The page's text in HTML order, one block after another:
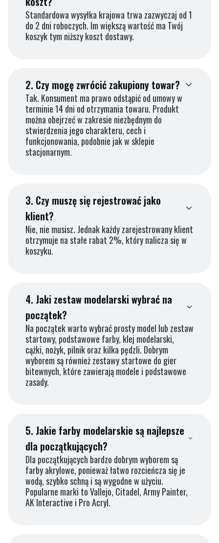
Standardowa wysyłka krajowa trwa zazwyczaj od 1
do 2 dni roboczych. Im większą wartość ma Twój
koszyk tym niższy koszt dostawy.
2. Czy mogę zwrócić zakupiony towar?
Tak. Konsument ma prawo odstąpić od umowy w
terminie 14 dni od otrzymania towaru. Produkt
można obejrzeć w zakresie niezbędnym do
stwierdzenia jego charakteru, cech i
funkcjonowania, podobnie jak w sklepie
stacjonarnym.
3. Czy muszę się rejestrować jako
klient?
Nie, nie musisz. Jednak każdy zarejestrowany klient
otrzymuje na stałe rabat 2%, który nalicza się w
koszyku.
4. Jaki zestaw modelarski wybrać na
początek?
Na początek warto wybrać prosty model lub zestaw
startowy, podstawowe farby, klej modelarski,
cążki, nożyk, pilnik oraz kilka pędzli. Dobrym
wyborem są również zestawy startowe do gier
bitewnych, które zawierają modele i podstawowe
zasady.
5. Jakie farby modelarskie są najlepsze
dla początkujących?
Dla początkujących bardzo dobrym wyborem są
farby akrylowe, ponieważ łatwo rozcieńcza się je
wodą, szybko schną i są wygodne w użyciu.
Popularne marki to Vallejo, Citadel, Army Painter,
AK Interactive i Pro Acryl.